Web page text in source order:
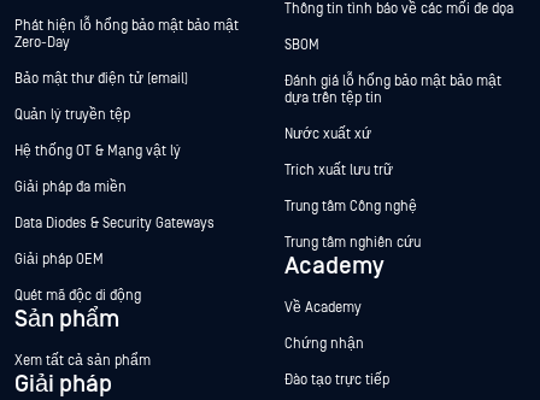
Phát hiện lỗ hổng bảo mật bảo mật
Zero-Day
Bảo mật thư điện tử (email)
Quản lý truyền tệp
Hệ thống OT & Mạng vật lý
Giải pháp đa miền
Data Diodes & Security Gateways
Giải pháp OEM
Quét mã độc di động
Sản phẩm
Xem tất cả sản phẩm
Giải pháp
Thông tin tình báo về các mối đe dọa
SBOM
Đánh giá lỗ hổng bảo mật bảo mật
dựa trên tệp tin
Nước xuất xứ
Trích xuất lưu trữ
Trung tâm Công nghệ
Trung tâm nghiên cứu
Academy
Về Academy
Chứng nhận
Đào tạo trực tiếp